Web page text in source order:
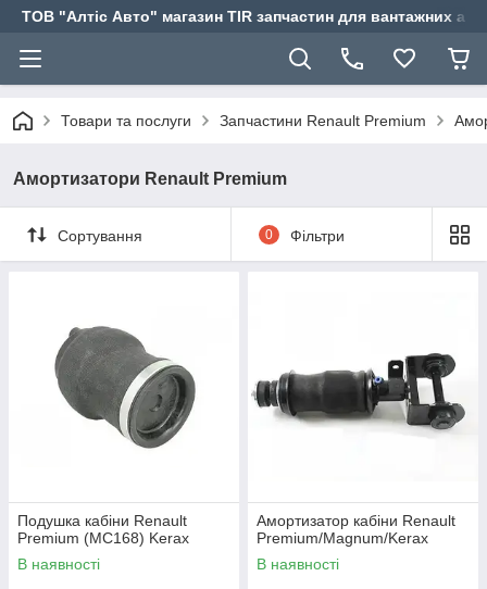
ТОВ "Алтіс Авто" магазин TIR запчастин для вантажних
Товари та послуги Запчастини Renault Premium
Амортизатори Renault Premium
Сортування 0 Фільтри
Подушка кабіни Renault
Premium (MC168) Kerax
В наявності
Амортизатор кабіни Renault
Premium/Magnum/Kerax
В наявності